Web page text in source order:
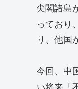
尖閣諸島
っており
り、他国
今回、中
い将来「